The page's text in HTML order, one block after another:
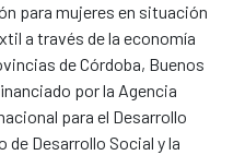
para mujeres en situación
a través de la economía
de Córdoba, Buenos
por la Agencia
para el Desarrollo
de Desarrollo Social y la